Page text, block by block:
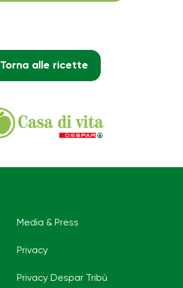
Torna alle ricette
Media & Press
Privacy
Privacy Despar Tribù